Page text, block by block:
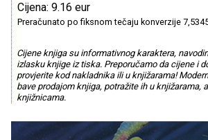
Cijena: 9.16 eur
Preračunato po fiksnom tečaju konverzije
Cijene knjiga su informativnog karaktera,
izlasku knjige iz tiska. Preporučamo da cijene i
provjerite kod nakladnika ili u knjižarama!
bave prodajom knjiga, potražite ih u knjižarama,
knjižnicama.